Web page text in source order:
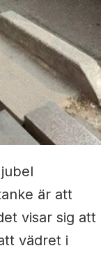
är att
visar sig att
vädret i